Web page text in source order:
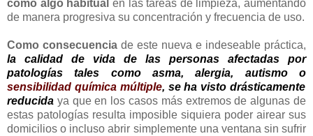
como algo habitual en las tareas de limpieza, aumentando
de manera progresiva su concentración y frecuencia de uso.
Como consecuencia de este nueva e indeseable práctica,
la calidad de vida de las personas afectadas por
patologías tales como asma, alergia, autismo o
sensibilidad química múltiple, se ha visto drásticamente
reducida ya que en los casos más extremos de algunas de
estas patologías resulta imposible siquiera poder airear sus
domicilios o incluso abrir simplemente una ventana sin sufrir